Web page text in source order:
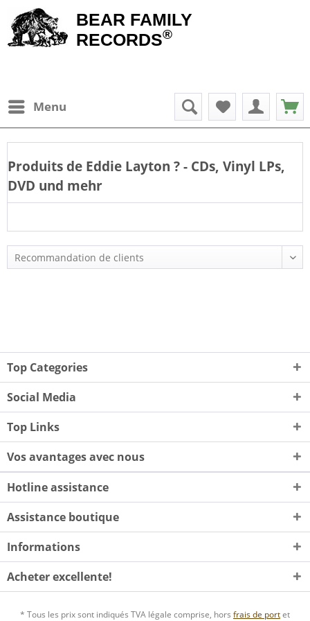
BEAR FAMILY
RECORDS®
Menu
Produits de Eddie Layton ? - CDs, Vinyl LPs,
DVD und mehr
Top Categories
Social Media
Top Links
Vos avantages avec nous
Hotline assistance
Assistance boutique
Informations
Acheter excellente!
* Tous les prix sont indiqués TVA légale comprise, hors frais de portet